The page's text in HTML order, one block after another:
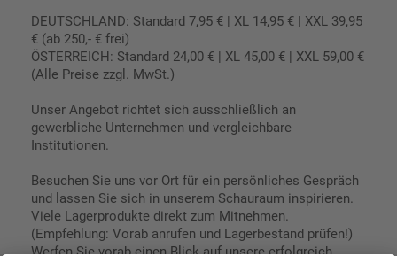
DEUTSCHLAND: Standard 7,95 € | XL 14,95 € | XXL 39,95
€ (ab 250,- € frei)
ÖSTERREICH: Standard 24,00 € | XL 45,00 € | XXL 59,00 €
(Alle Preise zzgl. MwSt.)
Unser Angebot richtet sich ausschließlich an
gewerbliche Unternehmen und vergleichbare
Institutionen.
Besuchen Sie uns vor Ort für ein persönliches Gespräch
und lassen Sie sich in unserem Schauraum inspirieren.
Viele Lagerprodukte direkt zum Mitnehmen.
(Empfehlung: Vorab anrufen und Lagerbestand prüfen!)
Werfen Sie vorab einen Blick auf unsere erfolgreich